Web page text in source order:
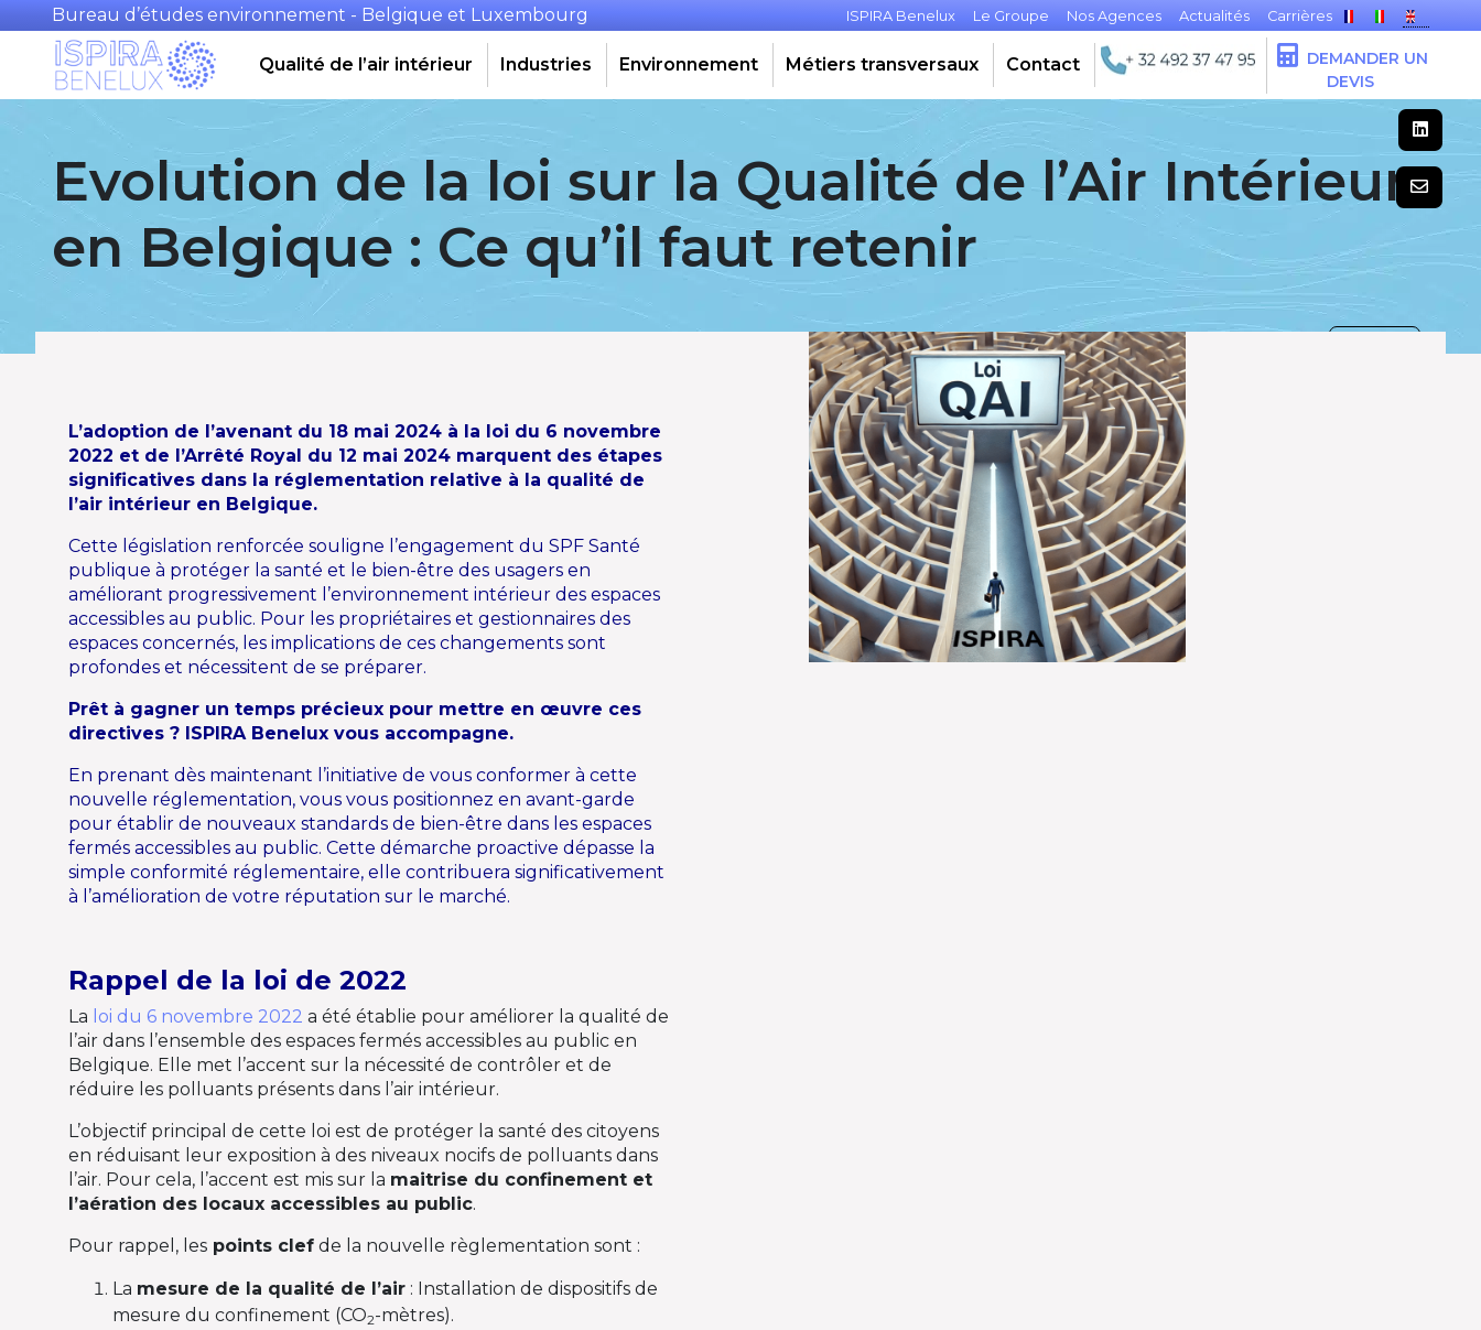
Bureau d’études environnement - Belgique et Luxembourg ISPIRA Benelux Le Groupe Nos Agences Actualités Carrières
Qualité de l’air intérieur Industries Environnement Métiers transversaux Contact
DEMANDER UN
DEVIS
Evolution de la loi sur la Qualité de l’Air Intérieur
en Belgique : Ce qu’il faut retenir
L’adoption de l’avenant du 18 mai 2024 à la loi du 6 novembre
2022 et de l’Arrêté Royal du 12 mai 2024 marquent des étapes
significatives dans la réglementation relative à la qualité de
l’air intérieur en Belgique.
Cette législation renforcée souligne l’engagement du SPF Santé
publique à protéger la santé et le bien-être des usagers en
améliorant progressivement l’environnement intérieur des espaces
accessibles au public. Pour les propriétaires et gestionnaires des
espaces concernés, les implications de ces changements sont
profondes et nécessitent de se préparer.
Prêt à gagner un temps précieux pour mettre en œuvre ces
directives ? ISPIRA Benelux vous accompagne.
En prenant dès maintenant l’initiative de vous conformer à cette
nouvelle réglementation, vous vous positionnez en avant-garde
pour établir de nouveaux standards de bien-être dans les espaces
fermés accessibles au public. Cette démarche proactive dépasse la
simple conformité réglementaire, elle contribuera significativement
à l’amélioration de votre réputation sur le marché.
Rappel de la loi de 2022
La loi du 6 novembre 2022 a été établie pour améliorer la qualité de
l’air dans l’ensemble des espaces fermés accessibles au public en
Belgique. Elle met l’accent sur la nécessité de contrôler et de
réduire les polluants présents dans l’air intérieur.
L’objectif principal de cette loi est de protéger la santé des citoyens
en réduisant leur exposition à des niveaux nocifs de polluants dans
l’air. Pour cela, l’accent est mis sur la maitrise du confinement et
l’aération des locaux accessibles au public.
Pour rappel, les points clef de la nouvelle règlementation sont :
La mesure de la qualité de l’air : Installation de dispositifs de
mesure du confinement (CO2-mètres).